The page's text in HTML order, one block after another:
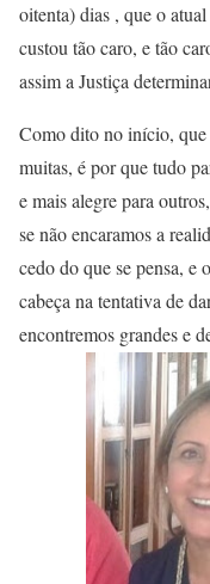
oitenta) dias , que o
custou tão caro, e tão
assim a Justiça
Como dito no início, que
muitas, é por que tudo
e mais alegre para
se não encaramos a
cedo do que se pensa, e
cabeça na tentativa de
encontremos grandes e